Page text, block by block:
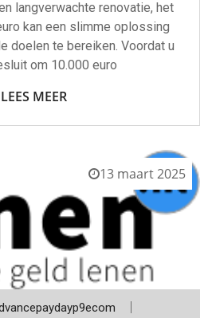
langverwachte renovatie, het
kan een slimme oplossing
doelen te bereiken. Voordat u
om 10.000 euro
LEES MEER
13 maart 2025